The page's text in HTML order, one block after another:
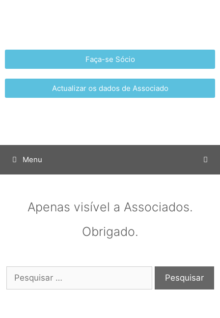
Faça-se Sócio
Actualizar os dados de Associado
Menu
Apenas visível a Associados.
Obrigado.